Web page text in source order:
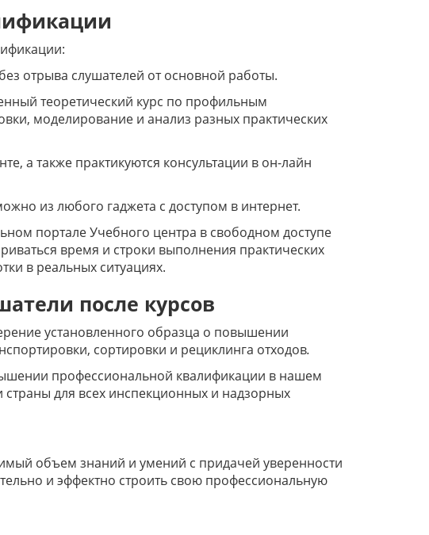
отрыва слушателей от основной работы.
теоретический курс по профильным
моделирование и анализ разных практических
а также практикуются консультации в он-лайн
из любого гаджета с доступом в интернет.
портале Учебного центра в свободном доступе
время и строки выполнения практических
в реальных ситуациях.
после курсов
установленного образца о повышении
сортировки и рециклинга отходов.
профессиональной квалификации в нашем
для всех инспекционных и надзорных
объем знаний и умений с придачей уверенности
и эффектно строить свою профессиональную